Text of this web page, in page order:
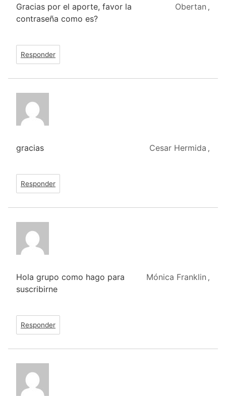
Obertan ,
Gracias por el aporte, favor la
contraseña como es?
Responder
Cesar Hermida ,
gracias
Responder
Mónica Franklin ,
Hola grupo como hago para
suscribirne
Responder